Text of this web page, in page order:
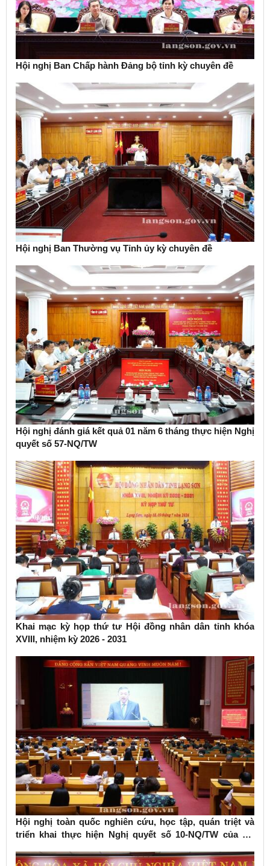
Hội nghị Ban Chấp hành Đảng bộ tỉnh kỳ chuyên đề
Hội nghị Ban Thường vụ Tỉnh ủy kỳ chuyên đề
Hội nghị đánh giá kết quả 01 năm 6 tháng thực hiện Nghị
quyết số 57-NQ/TW
Khai mạc kỳ họp thứ tư Hội đồng nhân dân tỉnh khóa
XVIII, nhiệm kỳ 2026 - 2031
Hội nghị toàn quốc nghiên cứu, học tập, quán triệt và
triển khai thực hiện Nghị quyết số 10-NQ/TW của Bộ